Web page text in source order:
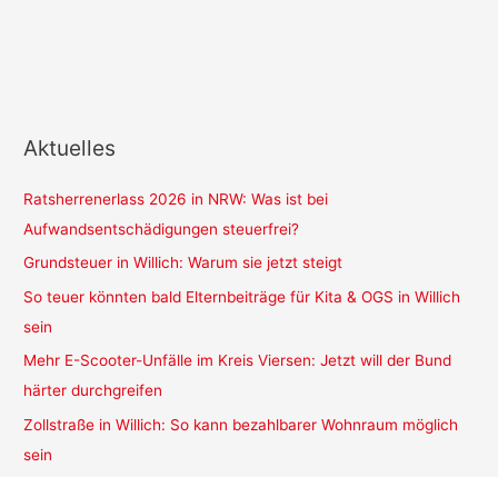
Aktuelles
Ratsherrenerlass 2026 in NRW: Was ist bei
Aufwandsentschädigungen steuerfrei?
Grundsteuer in Willich: Warum sie jetzt steigt
So teuer könnten bald Elternbeiträge für Kita & OGS in Willich
sein
Mehr E-Scooter-Unfälle im Kreis Viersen: Jetzt will der Bund
härter durchgreifen
Zollstraße in Willich: So kann bezahlbarer Wohnraum möglich
sein